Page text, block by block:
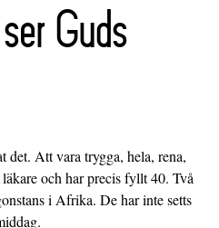
Guds
det. Att vara trygga, hela, rena,
och har precis fyllt 40. Två
i Afrika. De har inte setts